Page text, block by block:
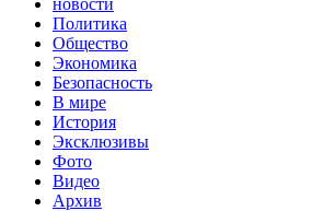
новости
Политика
Общество
Экономика
Безопасность
В мире
История
Эксклюзивы
Фото
Видео
Архив